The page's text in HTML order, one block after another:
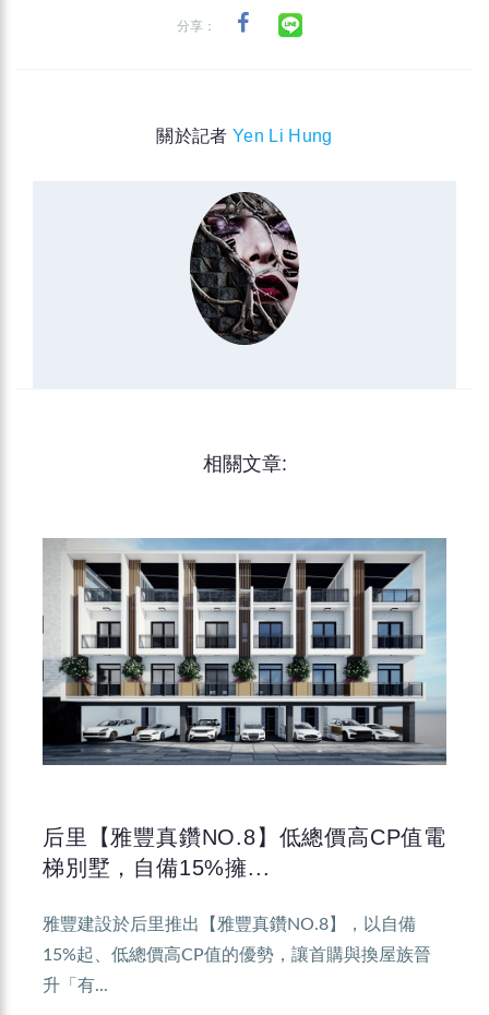
分享：
關於記者Yen Li Hung
相關文章:
后里【雅豐真鑽NO.8】低總價高CP值電
梯別墅，自備15%擁...
雅豐建設於后里推出【雅豐真鑽NO.8】，以自備
15%起、低總價高CP值的優勢，讓首購與換屋族晉
升「有...